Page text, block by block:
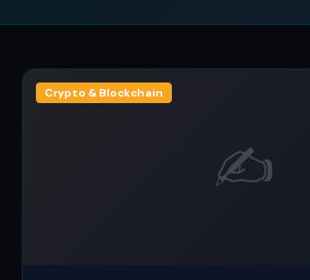
Le Dico
✍️
Crypto & Blockchain